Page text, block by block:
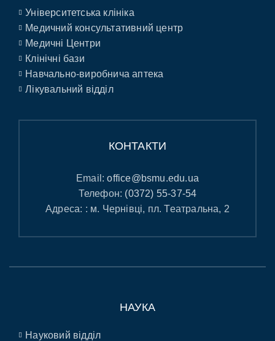
Університетська клініка
Медичний консультативний центр
Медичні Центри
Клінічні бази
Навчально-виробнича аптека
Лікувальний відділ
КОНТАКТИ
Email:office@bsmu.edu.ua
Телефон: (0372) 55-37-54
Адреса: : м. Чернівці, пл. Театральна, 2
НАУКА
Науковий відділ